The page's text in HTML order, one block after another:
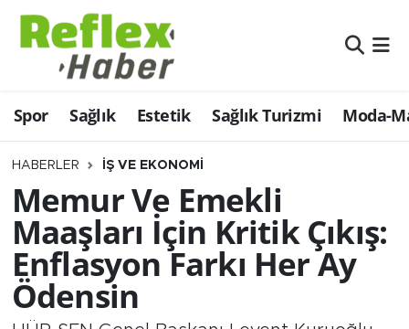
Spor Sağlık Estetik Sağlık Turizmi Moda-
HABERLER İŞ VE EKONOMI
Memur Ve Emekli
Maaşları İçin Kritik Çıkış:
Enflasyon Farkı Her Ay
Ödensin
Eğitim
Estetik
Firmalardan
Güncel
İş ve Ekonomi
Moda-Magazin-Eğlence
Nöbetçi Eczaneler
Hava Durumu
Namaz Vakitleri
Trafik Durumu
Şampiyonlar Ligi Puan Durumu ve Fikstür
Tüm Manşetler